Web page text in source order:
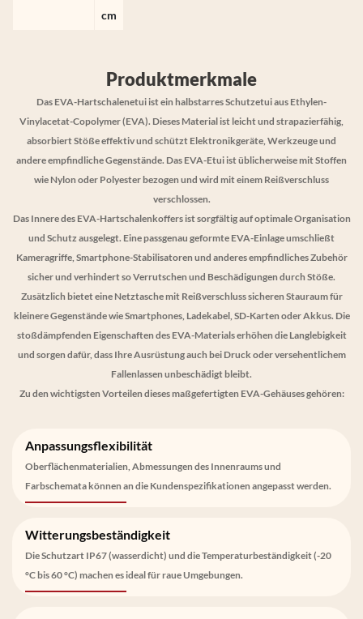
cm
Produktmerkmale
Das EVA-Hartschalenetui ist ein halbstarres Schutzetui aus Ethylen-
Vinylacetat-Copolymer (EVA). Dieses Material ist leicht und strapazierfähig,
absorbiert Stöße effektiv und schützt Elektronikgeräte, Werkzeuge und
andere empfindliche Gegenstände. Das EVA-Etui ist üblicherweise mit Stoffen
wie Nylon oder Polyester bezogen und wird mit einem Reißverschluss
verschlossen.
Das Innere des EVA-Hartschalenkoffers ist sorgfältig auf optimale Organisation
und Schutz ausgelegt. Eine passgenau geformte EVA-Einlageumschließt
Kameragriffe, Smartphone-Stabilisatoren und anderes empfindliches Zubehör
sicher und verhindert so Verrutschen und Beschädigungen durch Stöße.
Zusätzlich bietet eine Netztasche mit Reißverschluss sicheren Stauraum für
kleinere Gegenstände wie Smartphones, Ladekabel, SD-Karten oder Akkus. Die
stoßdämpfenden Eigenschaften des EVA-Materials erhöhen die Langlebigkeit
und sorgen dafür, dass Ihre Ausrüstung auch bei Druck oder versehentlichem
Fallenlassen unbeschädigt bleibt.
Zu den wichtigsten Vorteilen dieses maßgefertigten EVA-Gehäuses gehören:
Anpassungsflexibilität
Oberflächenmaterialien, Abmessungen des Innenraums und
Farbschemata können an die Kundenspezifikationen angepasst werden.
Witterungsbeständigkeit
Die Schutzart IP67 (wasserdicht) und die Temperaturbeständigkeit (-20
°C bis 60 °C) machen es ideal für raue Umgebungen.